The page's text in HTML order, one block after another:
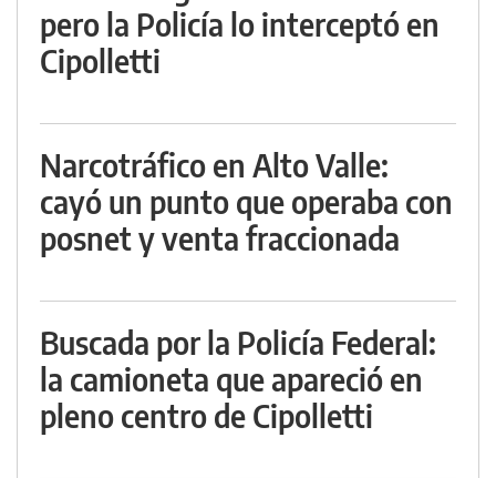
pero la Policía lo interceptó en
Cipolletti
Narcotráfico en Alto Valle:
cayó un punto que operaba con
posnet y venta fraccionada
Buscada por la Policía Federal:
la camioneta que apareció en
pleno centro de Cipolletti